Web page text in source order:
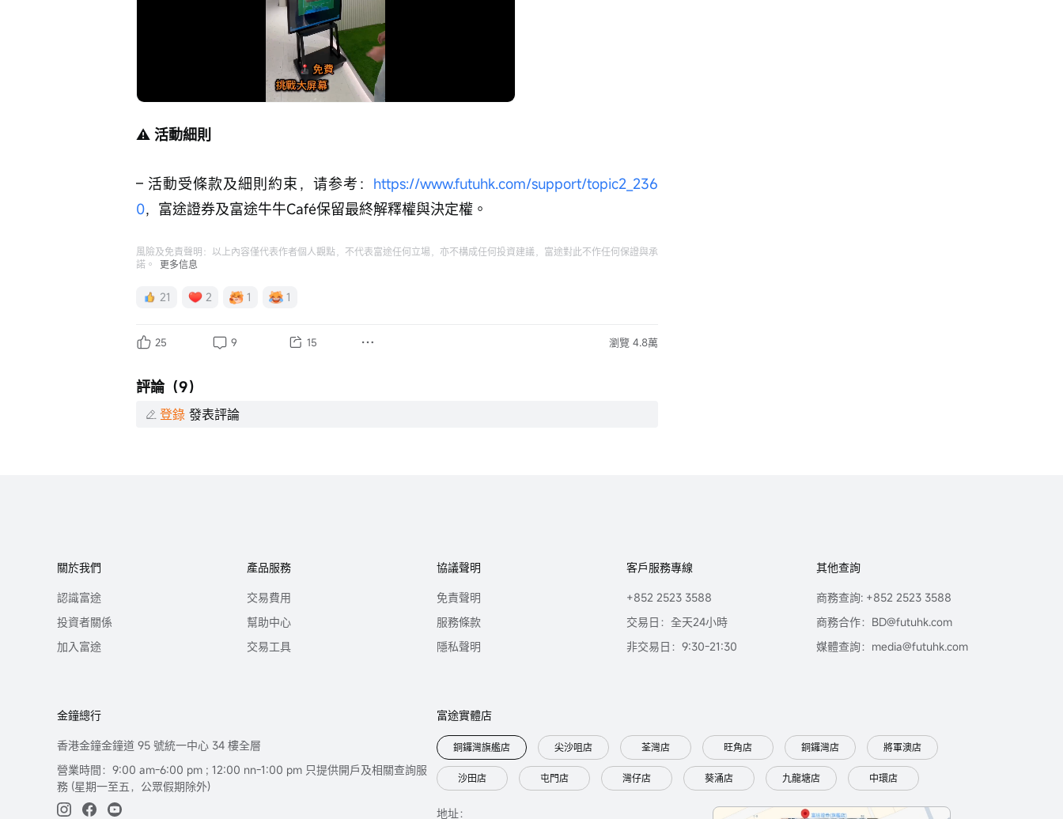
Loaded:
0%
放
⚠️ 活動細則
– 活動受條款及細則約束，请参考： https://www.futuhk.com/support/topic2_236
0，富途證券及富途牛牛Café保留最終解釋權與決定權。
風險及免責聲明：以上內容僅代表作者個人觀點，不代表富途任何立場，亦不構成任何投資建議，富途對此不作任何保證與承
諾。
更多信息
21 2 1 1
25 9 15 瀏覽 4.8萬
評論（9）
登錄 發表評論
關於我們
認識富途
投資者關係
加入富途
產品服務
交易費用
幫助中心
交易工具
協議聲明
免責聲明
服務條款
隱私聲明
客戶服務專線
+852 2523 3588
交易日：全天24小時
非交易日：9:30-21:30
其他查詢
商務查詢: +852 2523 3588
商務合作：BD@futuhk.com
媒體查詢：media@futuhk.com
金鐘總行
香港金鐘金鐘道 95 號統一中心 34 樓全層
營業時間：9:00 am-6:00 pm ; 12:00 nn-1:00 pm 只提供開戶及相關查詢服
務 (星期一至五，公眾假期除外)
富途實體店
銅鑼灣旗艦店 尖沙咀店 荃灣店 旺角店 銅鑼灣店 將軍澳店
沙田店 屯門店 灣仔店 葵涌店 九龍塘店 中環店
地址：